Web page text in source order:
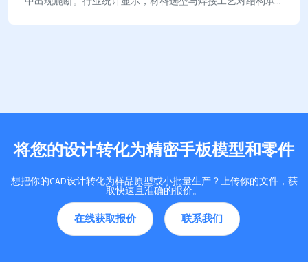
将您的设计转化为精密手板模型和零件
想把你的CAD设计转化为样品原型或小批量生产？上传你的文件，获
取快速且准确的报价。
在线获取报价 联系我们